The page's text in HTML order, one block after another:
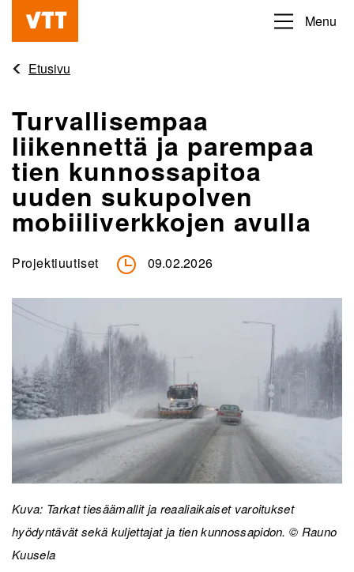
Hyppää
pääsisältöön
Beyond
obvious
Menu
Etusivu
Turvallisempaa
liikennettä ja parempaa
tien kunnossapitoa
uuden sukupolven
mobiiliverkkojen avulla
Projektiuutiset 09.02.2026
Kuva: Tarkat tiesäämallit ja reaaliaikaiset varoitukset
hyödyntävät sekä kuljettajat ja tien kunnossapidon. © Rauno
Kuusela